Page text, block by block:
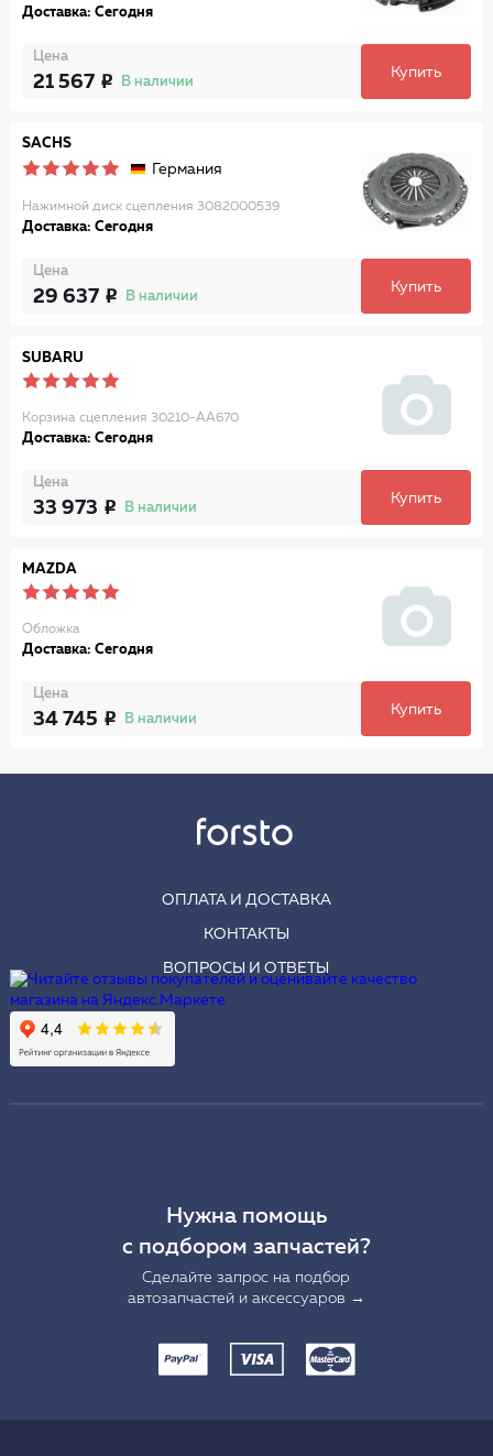
Доставка: Сегодня
Цена
21 567 В наличии
Купить
SACHS
Германия
Нажимной диск сцепления 3082000539
Доставка: Сегодня
Цена
29 637 В наличии
Купить
SUBARU
Корзина сцепления 30210-AA670
Доставка: Сегодня
Цена
33 973 В наличии
Купить
MAZDA
Обложка
Доставка: Сегодня
Цена
34 745 В наличии
Купить
ОПЛАТА И ДОСТАВКА
КОНТАКТЫ
ВОПРОСЫ И ОТВЕТЫ
Нужна помощь
с подбором запчастей?
Сделайте запрос на подбор
автозапчастей и аксессуаров →